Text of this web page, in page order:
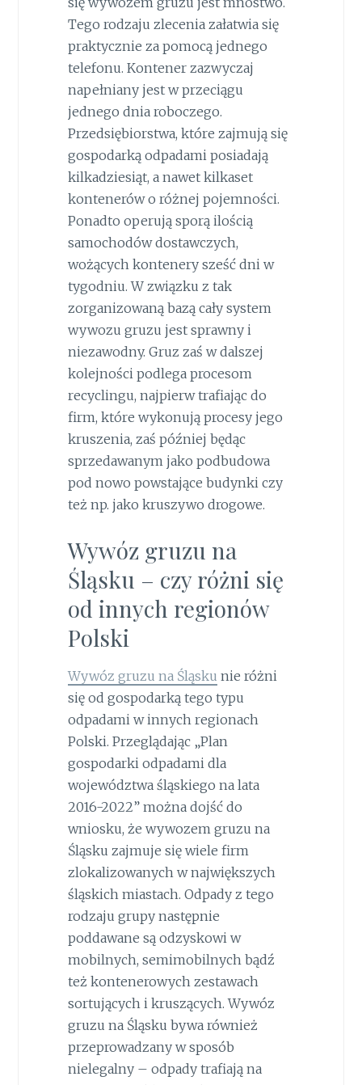
Tego rodzaju zlecenia załatwia się
praktycznie za pomocą jednego
telefonu. Kontener zazwyczaj
napełniany jest w przeciągu
jednego dnia roboczego.
Przedsiębiorstwa, które zajmują się
gospodarką odpadami posiadają
kilkadziesiąt, a nawet kilkaset
kontenerów o różnej pojemności.
Ponadto operują sporą ilością
samochodów dostawczych,
wożących kontenery sześć dni w
tygodniu. W związku z tak
zorganizowaną bazą cały system
wywozu gruzu jest sprawny i
niezawodny. Gruz zaś w dalszej
kolejności podlega procesom
recyclingu, najpierw trafiając do
firm, które wykonują procesy jego
kruszenia, zaś później będąc
sprzedawanym jako podbudowa
pod nowo powstające budynki czy
też np. jako kruszywo drogowe.
Wywóz gruzu na
Śląsku – czy różni się
od innych regionów
Polski
Wywóz gruzu na Śląsku nie różni
się od gospodarką tego typu
odpadami w innych regionach
Polski. Przeglądając „Plan
gospodarki odpadami dla
województwa śląskiego na lata
2016-2022” można dojść do
wniosku, że wywozem gruzu na
Śląsku zajmuje się wiele firm
zlokalizowanych w największych
śląskich miastach. Odpady z tego
rodzaju grupy następnie
poddawane są odzyskowi w
mobilnych, semimobilnych bądź
też kontenerowych zestawach
sortujących i kruszących. Wywóz
gruzu na Śląsku bywa również
przeprowadzany w sposób
nielegalny – odpady trafiają na